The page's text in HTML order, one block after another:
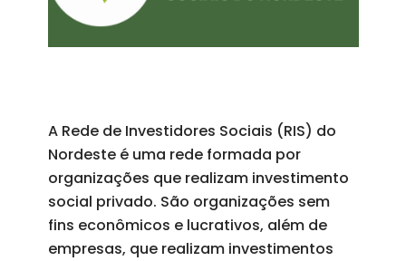
A Rede de Investidores Sociais (RIS) do
Nordeste é uma rede formada por
organizações que realizam investimento
social privado. São organizações sem
fins econômicos e lucrativos, além de
empresas, que realizam investimentos